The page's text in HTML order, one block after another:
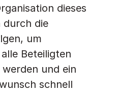
dieses
durch die
um
Beteiligten
und ein
schnell